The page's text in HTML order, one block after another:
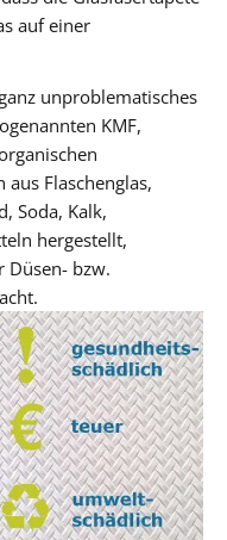
auf einer
unproblematisches
KMF,
aus Flaschenglas,
Soda, Kalk,
hergestellt,
Düsen- bzw.